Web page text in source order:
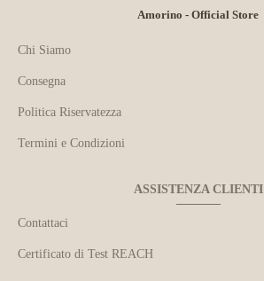
Amorino - Official Store
Chi Siamo
Consegna
Politica Riservatezza
Termini e Condizioni
ASSISTENZA CLIENTI
Contattaci
Certificato di Test REACH